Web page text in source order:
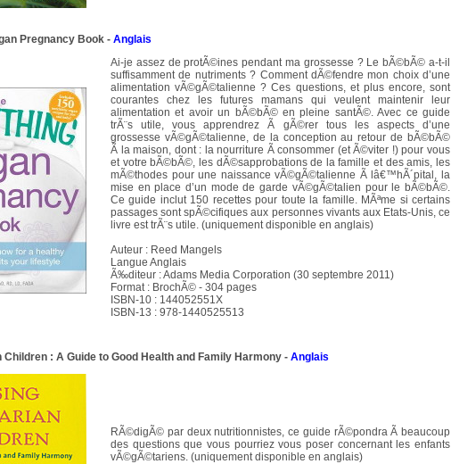
Pregnancy Book - Anglais
Ai-je assez de protÃ©ines pendant ma grossesse ? Le bÃ©bÃ© a-t-il
suffisamment de nutriments ? Comment dÃ©fendre mon choix d’une
alimentation vÃ©gÃ©talienne ? Ces questions, et plus encore, sont
courantes chez les futures mamans qui veulent maintenir leur
alimentation et avoir un bÃ©bÃ© en pleine santÃ©. Avec ce guide
trÃ¨s utile, vous apprendrez Ã gÃ©rer tous les aspects d’une
grossesse vÃ©gÃ©talienne, de la conception au retour de bÃ©bÃ©
Ã la maison, dont : la nourriture Ã consommer (et Ã©viter !) pour vous
et votre bÃ©bÃ©, les dÃ©sapprobations de la famille et des amis, les
mÃ©thodes pour une naissance vÃ©gÃ©talienne Ã lâ€™hÃ´pital, la
mise en place d’un mode de garde vÃ©gÃ©talien pour le bÃ©bÃ©.
Ce guide inclut 150 recettes pour toute la famille. MÃªme si certains
passages sont spÃ©cifiques aux personnes vivants aux Etats-Unis, ce
livre est trÃ¨s utile. (uniquement disponible en anglais)
Auteur : Reed Mangels
Langue Anglais
Ã‰diteur : Adams Media Corporation (30 septembre 2011)
Format : BrochÃ© - 304 pages
ISBN-10 : 144052551X
ISBN-13 : 978-1440525513
Children : A Guide to Good Health and Family Harmony - Anglais
RÃ©digÃ© par deux nutritionnistes, ce guide rÃ©pondra Ã beaucoup
des questions que vous pourriez vous poser concernant les enfants
vÃ©gÃ©tariens. (uniquement disponible en anglais)